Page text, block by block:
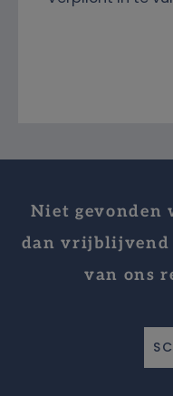
Niet gevonden
dan vrijblijvend
van ons